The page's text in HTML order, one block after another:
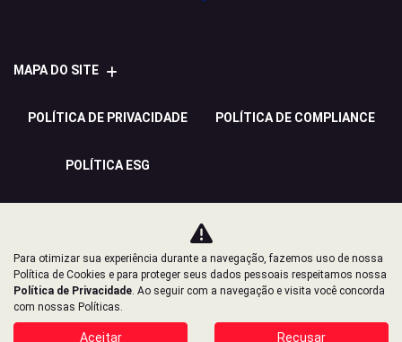
MAPA DO SITE
POLÍTICA DE PRIVACIDADE POLÍTICA DE COMPLIANCE
POLÍTICA ESG
CNPJ: 22.424.379/0005-23
Para otimizar sua experiência durante a navegação, fazemos uso de nossa
Política de Cookies e para proteger seus dados pessoais respeitamos nossa
Política de Privacidade. Ao seguir com a navegação e visita você concorda
com nossas Políticas.
Aceitar Recusar